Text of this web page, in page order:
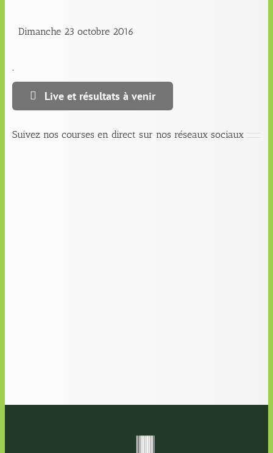
Dimanche 23 octobre 2016
.
Live et résultats à venir
Suivez nos courses en direct sur nos réseaux sociaux